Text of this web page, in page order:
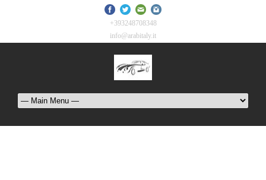
+393248708348
info@arabitaly.it